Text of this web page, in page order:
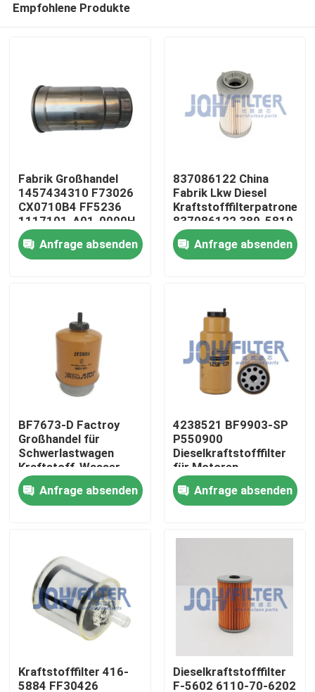
Produkte
Videos
Über uns
Werksbesichtigung
Qualitätskontrolle
Neuigkeiten
Bitte um ein Angebot
Bagger Air Filter
Empfohlene Produkte
Fabrik Großhandel
1457434310 F73026
CX0710B4 FF5236
1117101-A01-0000H
Anfrage absenden
837086122 China
Fabrik Lkw Diesel
Kraftstofffilterpatrone
837086122 389-5819
PF46049 363-5819
Anfrage absenden
BF7673-D Factroy
Großhandel für
Schwerlastwagen
Kraftstoff-Wasser-
Trennseparator
RE50455 RE58367
156-1200 RE62418
Anfrage absenden
4238521 BF9903-SP
P550900
Dieselkraftstofffilter
für Motoren
Anfrage absenden
Kraftstofffilter 416-
5884 FF30426
Dieselkraftstofffilter
F-5602 6110-70-6202